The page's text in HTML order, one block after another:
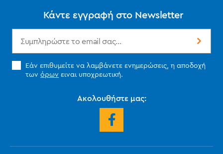
Κάντε εγγραφή στο Newsletter
Εάν επιθυμείτε να λαμβάνετε ενημερώσεις, η αποδοχή
των όρων ειναι υποχρεωτική.
Ακολουθήστε μας: